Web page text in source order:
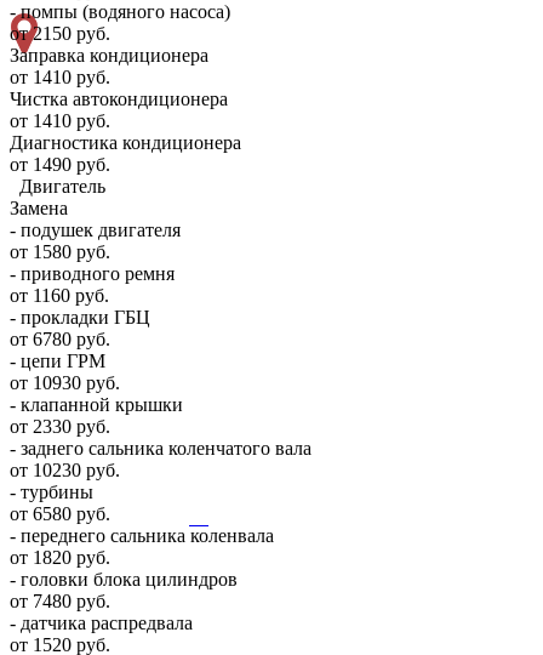
- помпы (водяного насоса)
от 2150 руб.
Заправка кондиционера
от 1410 руб.
Чистка автокондиционера
от 1410 руб.
Диагностика кондиционера
от 1490 руб.
Двигатель
Замена
- подушек двигателя
от 1580 руб.
- приводного ремня
от 1160 руб.
- прокладки ГБЦ
от 6780 руб.
- цепи ГРМ
от 10930 руб.
- клапанной крышки
от 2330 руб.
- заднего сальника коленчатого вала
от 10230 руб.
- турбины
от 6580 руб.
- переднего сальника коленвала
от 1820 руб.
- головки блока цилиндров
от 7480 руб.
- датчика распредвала
от 1520 руб.